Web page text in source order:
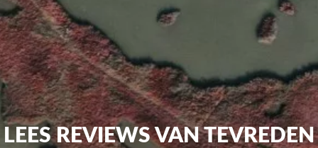
LEES REVIEWS VAN TEVREDEN